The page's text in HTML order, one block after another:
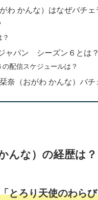
わ かんな）はなぜバチ
ャパン シーズン６とは？
配信スケジュールは？
奈（おがわ かんな）バ
んな）の経歴は？
とろり天使のわら